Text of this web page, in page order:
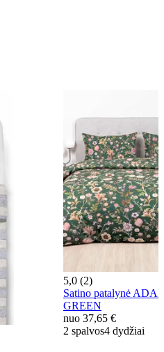
5,0 (2)
Satino patalynė
GREEN
nuo 37,65 €
2 spalvos4 dydžiai